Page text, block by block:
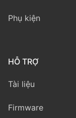
Phụ kiện
HỖ TRỢ
Tài liệu
Firmware